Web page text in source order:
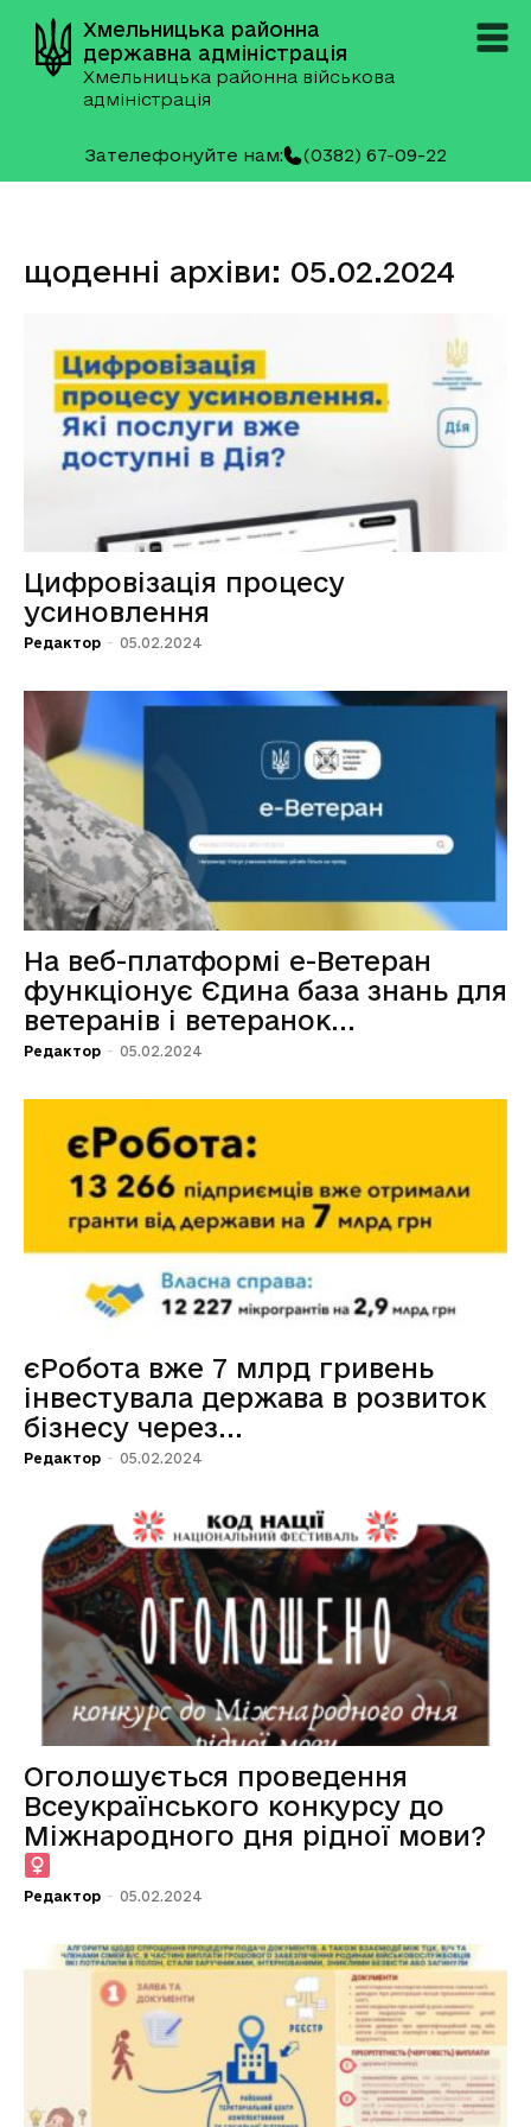
Хмельницька районна
державна адміністрація
Хмельницька районна військова
адміністрація
Зателефонуйте нам: (0382) 67-09-22
щоденні архіви: 05.02.2024
Цифровізація процесу
усиновлення
Редактор - 05.02.2024
На веб-платформі е-Ветеран
функціонує Єдина база знань для
ветеранів і ветеранок...
Редактор - 05.02.2024
єРобота вже 7 млрд гривень
інвестувала держава в розвиток
бізнесу через...
Редактор - 05.02.2024
Оголошується проведення
Всеукраїнського конкурсу до
Міжнародного дня рідної мови?‍
Редактор - 05.02.2024